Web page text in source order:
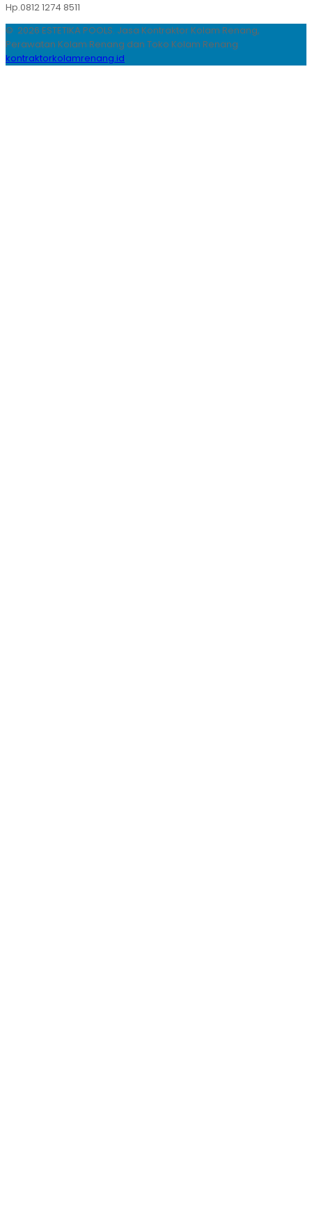
Hp.0812 1274 8511
© 2026 ESTETIKA POOLS. Jasa Kontraktor Kolam Renang,
Perawatan Kolam Renang dan Toko Kolam Renang
kontraktorkolamrenang.id.